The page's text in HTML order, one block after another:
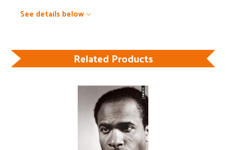
See details below
Related Products